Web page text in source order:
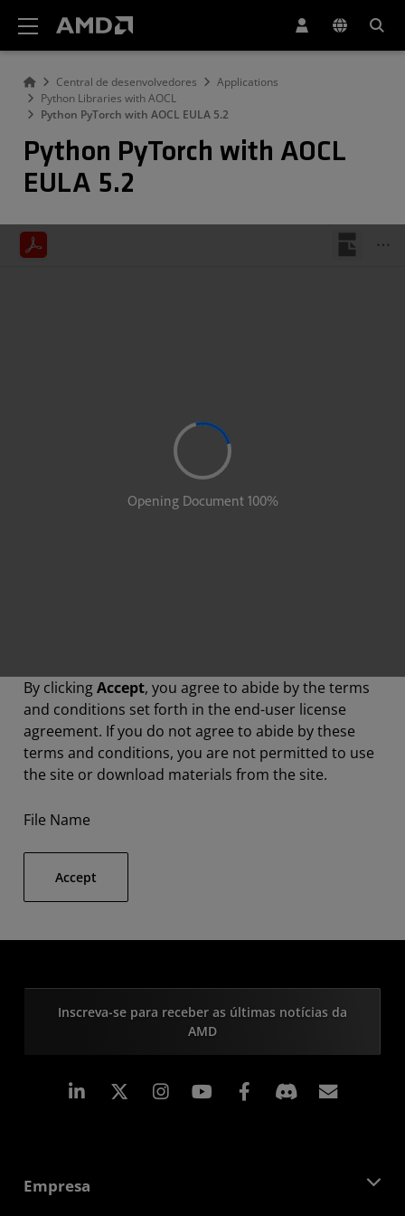
Central de desenvolvedores
Applications
Python Libraries with AOCL
Python PyTorch with AOCL EULA 5.2
Python PyTorch with AOCL
EULA 5.2
By clickingAccept, you agree to abide by the terms
and conditions set forth in the end-user license
agreement. If you do not agree to abide by these
terms and conditions, you are not permitted to use
the site or download materials from the site.
File Name
Accept
Inscreva-se para receber as últimas notícias da
AMD
Linkedin Instagram Facebook
Empresa